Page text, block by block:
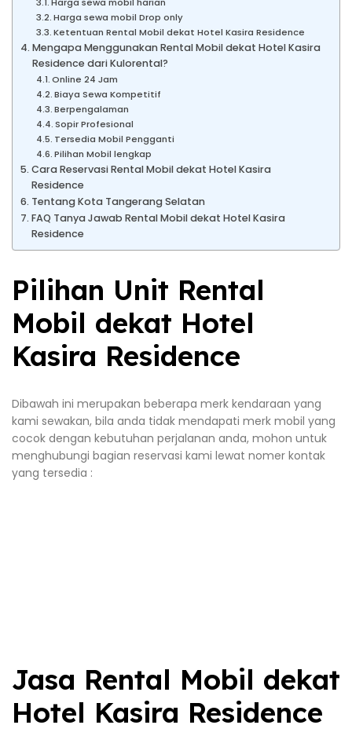
Harga sewa mobil Drop only
Ketentuan Rental Mobil dekat Hotel Kasira Residence
Mengapa Menggunakan Rental Mobil dekat Hotel Kasira
Residence dari Kulorental?
Online 24 Jam
Biaya Sewa Kompetitif
Berpengalaman
Sopir Profesional
Tersedia Mobil Pengganti
Pilihan Mobil lengkap
Cara Reservasi Rental Mobil dekat Hotel Kasira
Residence
Tentang Kota Tangerang Selatan
FAQ Tanya Jawab Rental Mobil dekat Hotel Kasira
Residence
Pilihan Unit Rental
Mobil dekat Hotel
Kasira Residence
Dibawah ini merupakan beberapa merk kendaraan yang
kami sewakan, bila anda tidak mendapati merk mobil yang
cocok dengan kebutuhan perjalanan anda, mohon untuk
menghubungi bagian reservasi kami lewat nomer kontak
yang tersedia :
Jasa Rental Mobil dekat
Hotel Kasira Residence